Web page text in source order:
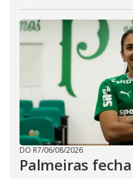
DO R7/06/08/2026
Palmeiras